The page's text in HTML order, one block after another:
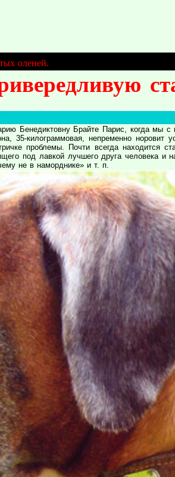
оленей.
Бенедиктовну Брайте Парис, когда мы с
килограммовая, непременно норовит
проблемы. Почти всегда находится
под лавкой лучшего друга человека и
не в наморднике» и т. п.